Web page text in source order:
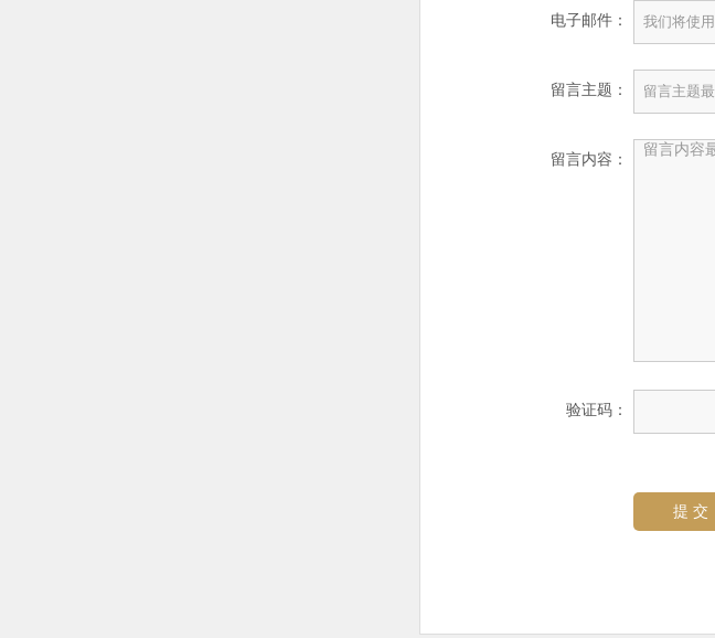
电子邮件：
留言主题：
留言内容：
验证码：
提 交